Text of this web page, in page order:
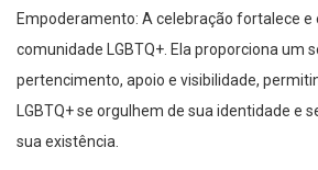
Empoderamento: A celebração fortalece e
comunidade LGBTQ+. Ela proporciona um
pertencimento, apoio e visibilidade,
LGBTQ+ se orgulhem de sua identidade e
sua existência.